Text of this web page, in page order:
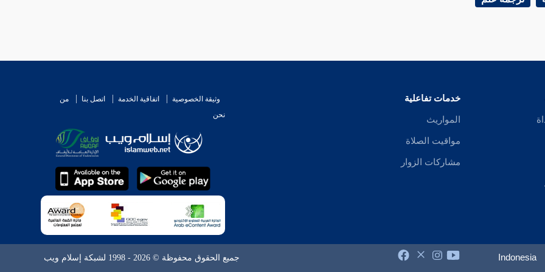
خدمات تفاعلية
المواريث
مواقيت الصلاة
مشاركات الزوار
وثيقة الخصوصية اتفاقية الخدمة اتصل بنا
من
نحن
Indonesia جميع الحقوق محفوظة © 2026 - 1998 لشبكة إسلام ويب